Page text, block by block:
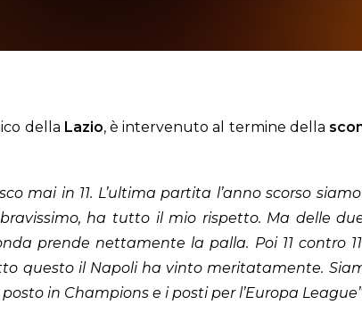
della Lazio, è intervenuto al termine della
mai in 11. L’ultima partita l’anno scorso
ha tutto il mio rispetto. Ma delle
prende nettamente la palla. Poi 11 contro
questo il Napoli ha vinto meritatamente.
in Champions e i posti per l’Europa